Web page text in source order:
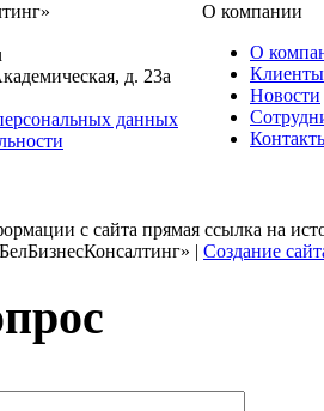
д. 23а
данных
О компании
О
Клиенты
Новости
с сайта прямая ссылка на
| Создание